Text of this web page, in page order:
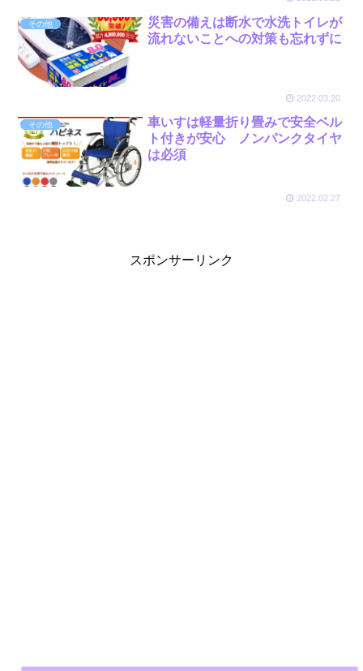
その他
災害の備えは断水で水洗トイレが
流れないことへの対策も忘れずに
2022.03.20
その他
車いすは軽量折り畳みで安全ベル
ト付きが安心 ノンパンクタイヤ
は必須
2022.02.27
スポンサーリンク